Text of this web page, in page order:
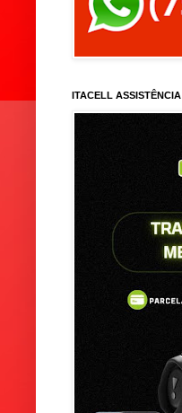
ITACELL